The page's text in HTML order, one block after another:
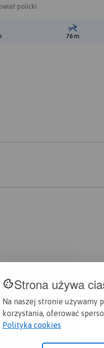
Strona używa
Na naszej stronie używamy
korzystania, oferować
Polityka cookies
policki
przewyższeń: Suma
76 m